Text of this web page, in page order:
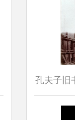
孔夫子旧
当代汉